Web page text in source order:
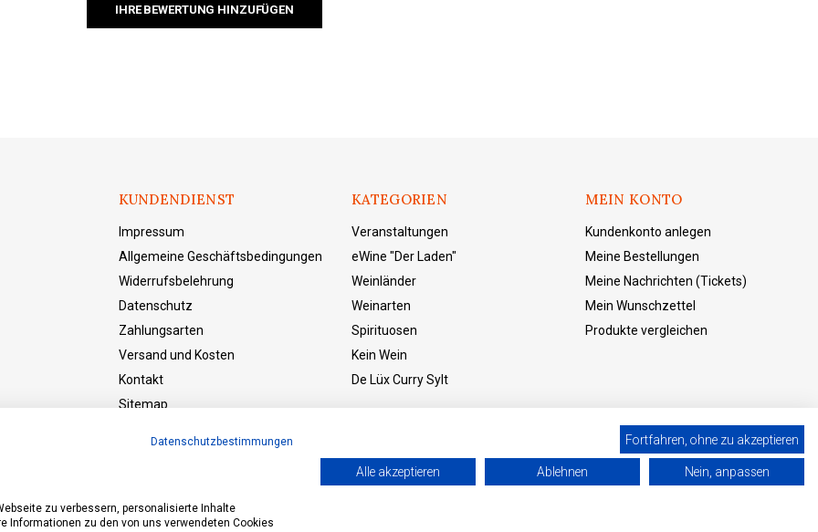
IHRE BEWERTUNG HINZUFÜGEN
KUNDENDIENST
Impressum
Allgemeine Geschäftsbedingungen
Widerrufsbelehrung
Datenschutz
Zahlungsarten
Versand und Kosten
Kontakt
Sitemap
KATEGORIEN
Veranstaltungen
eWine "Der Laden"
Weinländer
Weinarten
Spirituosen
Kein Wein
De Lüx Curry Sylt
MEIN KONTO
Kundenkonto anlegen
Meine Bestellungen
Meine Nachrichten (Tickets)
Mein Wunschzettel
Produkte vergleichen
Fortfahren, ohne zu akzeptieren
Datenschutzbestimmungen
zu verbessern, personalisierte Inhalte
Informationen zu den von uns verwendeten Cookies
Alle akzeptieren Ablehnen Nein, anpassen